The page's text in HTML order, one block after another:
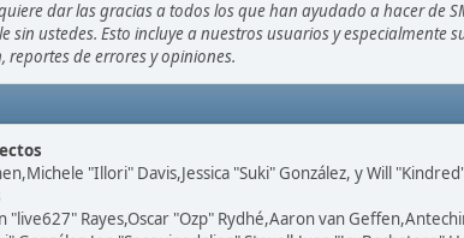
dar las gracias a todos los que han ayudado a hacer de
sin ustedes. Esto incluye a nuestros usuarios y
reportes de errores y opiniones.
"Illori" Davis,Jessica "Suki" González, y Will
"live627" Rayes,Oscar "Ozp" Rydhé,Aaron van